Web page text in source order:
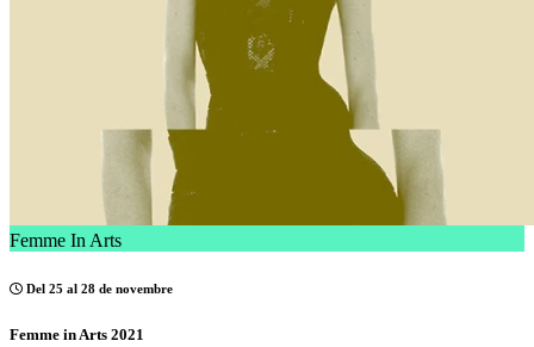
Femme In Arts
Del 25 al 28 de novembre
Femme in Arts 2021